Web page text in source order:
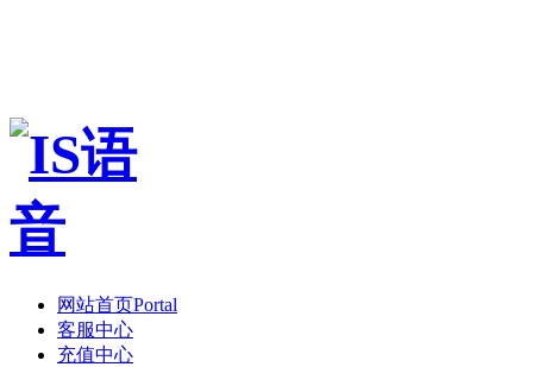
网站首页Portal
客服中心
充值中心